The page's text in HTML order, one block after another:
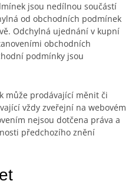
jsou nedílnou součástí
od obchodních podmínek
Odchylná ujednání v kupní
obchodních
podmínky jsou
může prodávající měnit či
vždy zveřejní na webovém
nejsou dotčena práva a
předchozího znění